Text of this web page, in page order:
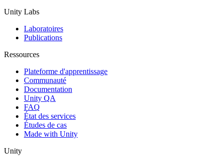
Unity Labs
Laboratoires
Publications
Ressources
Plateforme d'apprentissage
Communauté
Documentation
Unity QA
FAQ
État des services
Études de cas
Made with Unity
Unity